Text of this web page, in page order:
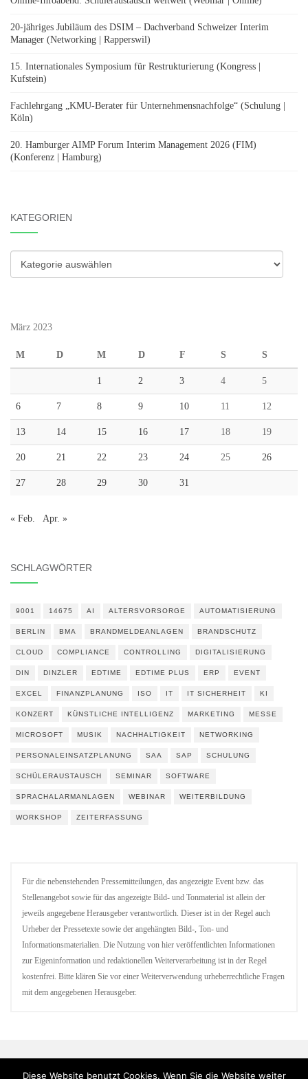
20-jähriges Jubiläum des DSIM – Dachverband Schweizer Interim
Manager (Networking | Rapperswil)
15. Internationales Symposium für Restrukturierung (Kongress |
Kufstein)
Fachlehrgang „KMU-Berater für Unternehmensnachfolge“ (Schulung |
Köln)
20. Hamburger AIMP Forum Interim Management 2026 (FIM)
(Konferenz | Hamburg)
KATEGORIEN
Kategorien
März 2023
M D M D F S S
1 2 3 4 5
6 7 8 9 10 11 12
13 14 15 16 17 18 19
20 21 22 23 24 25 26
27 28 29 30 31
« Feb. Apr. »
SCHLAGWÖRTER
9001 14675 AI ALTERSVORSORGE AUTOMATISIERUNG
BERLIN BMA BRANDMELDEANLAGEN BRANDSCHUTZ
CLOUD COMPLIANCE CONTROLLING DIGITALISIERUNG
DIN DINZLER EDTIME EDTIME PLUS ERP EVENT
EXCEL FINANZPLANUNG ISO IT IT SICHERHEIT KI
KONZERT KÜNSTLICHE INTELLIGENZ MARKETING MESSE
MICROSOFT MUSIK NACHHALTIGKEIT NETWORKING
PERSONALEINSATZPLANUNG SAA SAP SCHULUNG
SCHÜLERAUSTAUSCH SEMINAR SOFTWARE
SPRACHALARMANLAGEN WEBINAR WEITERBILDUNG
WORKSHOP ZEITERFASSUNG
Für die nebenstehenden Pressemitteilungen, das angezeigte Event bzw. das
Stellenangebot sowie für das angezeigte Bild- und Tonmaterial ist allein der
jeweils angegebene Herausgeber verantwortlich. Dieser ist in der Regel auch
Urheber der Pressetexte sowie der angehängten Bild-, Ton- und
Informationsmaterialien. Die Nutzung von hier veröffentlichten Informationen
zur Eigeninformation und redaktionellen Weiterverarbeitung ist in der Regel
kostenfrei. Bitte klären Sie vor einer Weiterverwendung urheberrechtliche Fragen
mit dem angegebenen Herausgeber.
Diese Website benutzt Cookies. Wenn Sie die Website weiter